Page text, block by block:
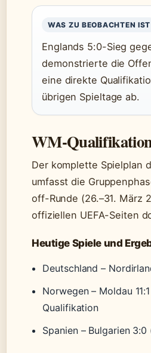
WAS ZU BEOBACHTEN IST
Englands 5:0-Sieg
demonstrierte die
eine direkte
übrigen Spieltage ab.
WM-
Der komplette Spielplan
umfasst die
off-Runde (26.–31. März
offiziellen UEFA-Seiten
Heutige Spiele und
Deutschland –
Norwegen – Moldau
Qualifikation
Spanien – Bulgarien